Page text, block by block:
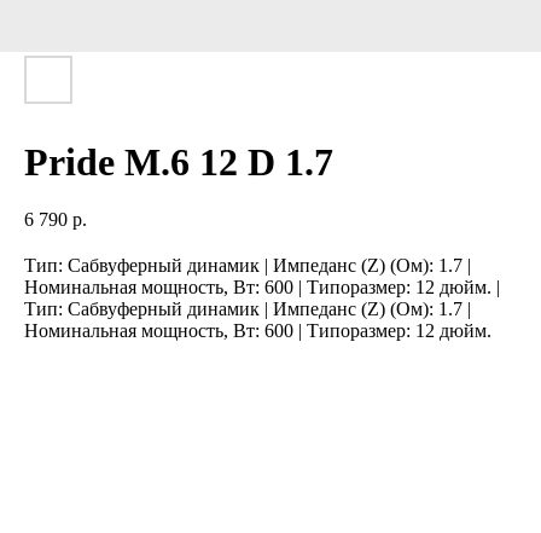
Pride M.6 12 D 1.7
6 790 р.
Тип: Сабвуферный динамик | Импеданс (Z) (Ом): 1.7 |
Номинальная мощность, Вт: 600 | Типоразмер: 12 дюйм. |
Тип: Сабвуферный динамик | Импеданс (Z) (Ом): 1.7 |
Номинальная мощность, Вт: 600 | Типоразмер: 12 дюйм.